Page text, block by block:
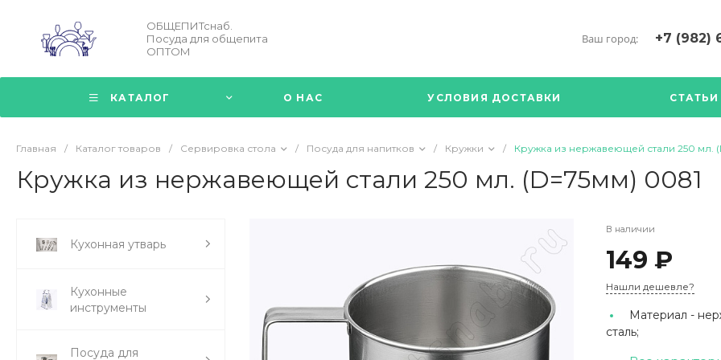
ОБЩЕПИТснаб.
Посуда для общепита
ОПТОМ
Ваш город: +7 (982)
+7 (34376)
г. Богданович,
17.00
КАТАЛОГ О НАС УСЛОВИЯ ДОСТАВКИ СТАТЬИ
Главная / Каталог товаров / Сервировка стола / Посуда для напитков / Кружки / Кружка из нержавеющей стали 250 мл.
Кружка из нержавеющей стали 250 мл. (D=75мм) 0081
Кухонная утварь
Кухонные
инструменты
Посуда для
В наличии
149 ₽
Нашли дешевле?
Материал -
сталь;